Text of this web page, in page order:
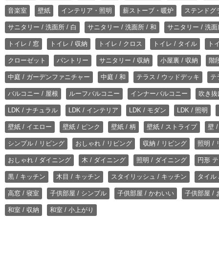
音楽室 壁紙 インテリア・照明 薪ストーブ・暖炉 ステンドグ
サニタリー / 洗面所 / 白 サニタリー / 洗面所 / 和 サニタリー / 洗
トイレ / 窓 トイレ / 収納 トイレ / クロス トイレ / タイル ト
クローゼット パントリー サニタリー / 収納 小屋裏 / 収納 階
中庭 / ガーデンファニチャー 中庭 / 和 テラス / ウッドデッキ テ
バルコニー / 屋根 ルーフバルコニー インナーバルコニー 吹き
LDK / ナチュラル LDK / インテリア LDK / モダン LDK / 照明
壁紙 / イエロー 壁紙 / ピンク 壁紙 / 柄 壁紙 / ストライプ 壁
シンプル / リビング おしゃれ / リビング 収納 / リビング 照明 /
おしゃれ / ダイニング 木 / ダイニング 照明 / ダイニング 円形
黒 / キッチン 木目 / キッチン スタイリッシュ / キッチン タイル
高窓 / 寝室 子供部屋 / シンプル 子供部屋 / かわいい 子供部屋 /
和室 / 収納 和室 / 小上がり